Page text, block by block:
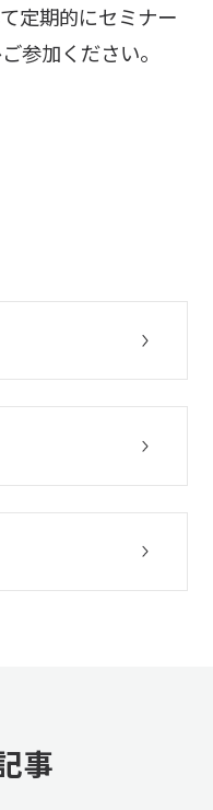
定期的にセミナー
参加ください。
事